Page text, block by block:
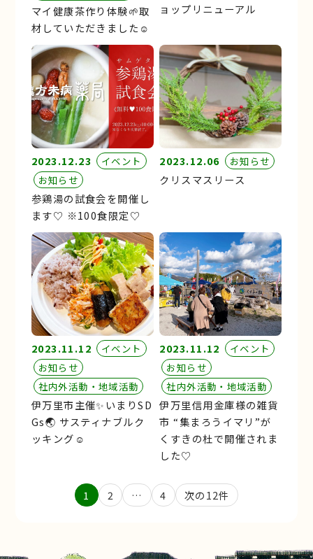
マイ健康茶作り体験🌱取
材していただきました☺︎
ョップリニューアル
2023.12.23
イベント
お知らせ
参鶏湯の試食会を開催し
ます♡ ※100食限定♡
2023.12.06 お知らせ
クリスマスリース
2023.11.12
イベント
お知らせ
社内外活動・地域活動
伊万里市主催✨いまりSD
Gs🌏 サスティナブルク
ッキング☺︎
2023.11.12
イベント
お知らせ
社内外活動・地域活動
伊万里信用金庫様の雑貨
市 “集まろうイマリ”が
くすきの杜で開催されま
した♡
投
1 2 … 4 次の12件